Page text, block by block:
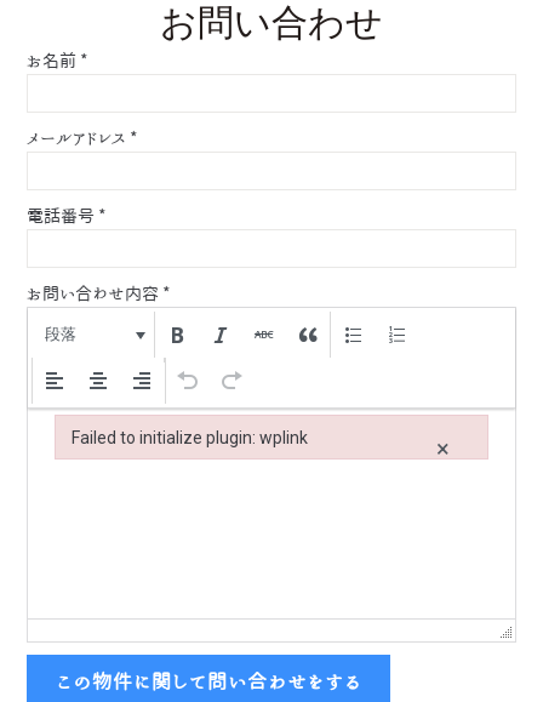
お問い合わせ
お名前 *
メールアドレス *
電話番号 *
お問い合わせ内容 *
段落
この物件に関して問い合わせをする
Failed to initialize plugin: wplink ×
Failed to initialize plugin: wplink